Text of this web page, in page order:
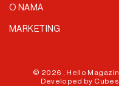
O NAMA
MARKETING
© 2026 , Hello Magazin
Developed by Cubes